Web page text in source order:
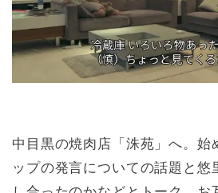
中目黒の焼肉店「洙苑」へ。始
ップの発言についての話題と悠